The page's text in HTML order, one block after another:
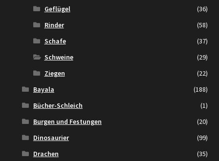
Geflügel
(36)
Rinder
(58)
Schafe
(37)
Schweine
(29)
Ziegen
(22)
Bayala
(188)
Bücher-Schleich
(1)
Burgen und Festungen
(20)
Dinosaurier
(99)
Drachen
(35)